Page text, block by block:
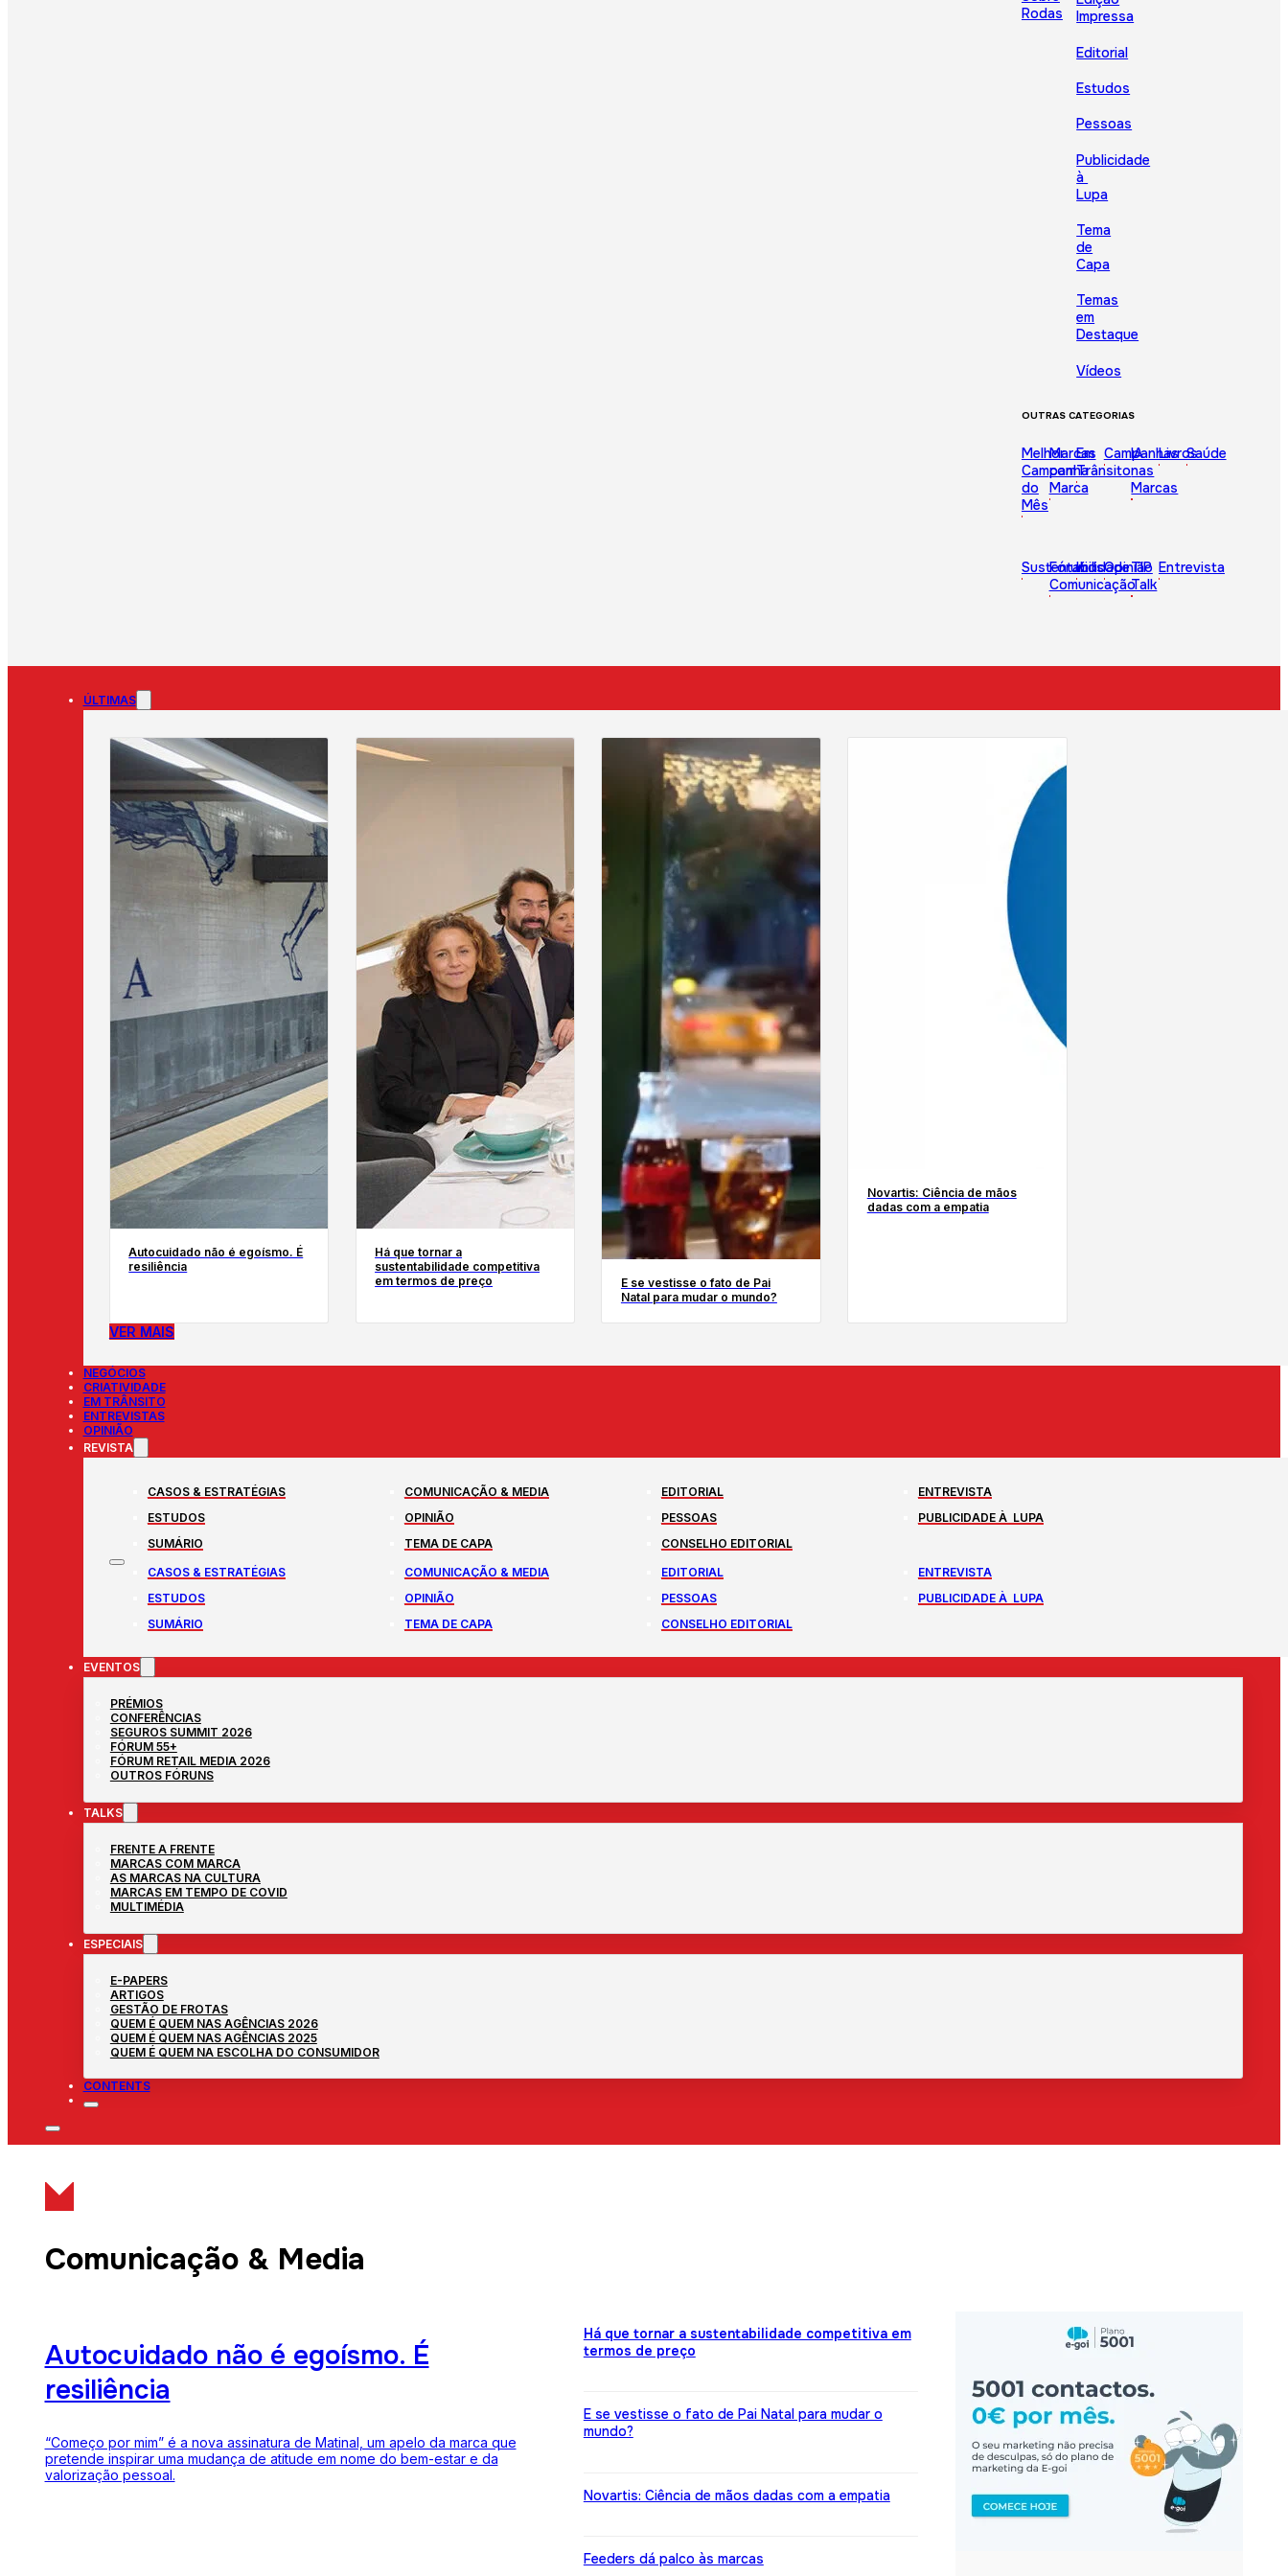
Rodas
Impressa
Editorial
Estudos
Pessoas
Publicidade
à
Lupa
Tema
de
Capa
Temas
em
Destaque
Vídeos
OUTRAS CATEGORIAS
Melhor
Campanha
do
Mês
Marcas
com
Marca
Em
Trânsito
Campanhas
IA
nas
Marcas
LivrosSaúde
Sustentabilidade
Fórum
Comunicação
KidsOpinião
TIP
Talk
Entrevista
ÚLTIMAS
Autocuidado não é egoísmo. É
resiliência
Há que tornar a
sustentabilidade competitiva
em termos de preço
E se vestisse o fato de Pai
Natal para mudar o mundo?
Novartis: Ciência de mãos
dadas com a empatia
VER MAIS
NEGÓCIOS
CRIATIVIDADE
EM TRÂNSITO
ENTREVISTAS
OPINIÃO
REVISTA
CASOS & ESTRATÉGIAS COMUNICAÇÃO & MEDIA EDITORIAL
ENTREVISTA
ESTUDOS
OPINIÃO PESSOAS
PUBLICIDADE À LUPA
SUMÁRIO
TEMA DE CAPA
CONSELHO EDITORIAL
CASOS & ESTRATÉGIAS
COMUNICAÇÃO & MEDIA EDITORIAL
ENTREVISTA
ESTUDOS
OPINIÃO PESSOAS
PUBLICIDADE À LUPA
SUMÁRIO
TEMA DE CAPA CONSELHO EDITORIAL
EVENTOS
PRÉMIOS
CONFERÊNCIAS
SEGUROS SUMMIT 2026
FÓRUM 55+
FÓRUM RETAIL MEDIA 2026
OUTROS FÓRUNS
TALKS
FRENTE A FRENTE
MARCAS COM MARCA
AS MARCAS NA CULTURA
MARCAS EM TEMPO DE COVID
MULTIMÉDIA
ESPECIAIS
E-PAPERS
ARTIGOS
GESTÃO DE FROTAS
QUEM É QUEM NAS AGÊNCIAS 2026
QUEM É QUEM NAS AGÊNCIAS 2025
QUEM É QUEM NA ESCOLHA DO CONSUMIDOR
CONTENTS
Comunicação & Media
Autocuidado não é egoísmo. É
resiliência
“Começo por mim” é a nova assinatura de Matinal, um apelo da marca que
pretende inspirar uma mudança de atitude em nome do bem-estar e da
valorização pessoal.
Há que tornar a sustentabilidade competitiva em
termos de preço
E se vestisse o fato de Pai Natal para mudar o
mundo?
Novartis: Ciência de mãos dadas com a empatia
Feeders dá palco às marcas